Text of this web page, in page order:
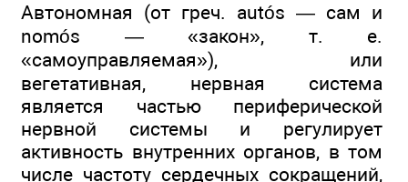
Автономная (от греч. autós — сам и
nomós — «закон», т. е.
«самоуправляемая»), или
вегетативная, нервная система
является частью периферической
нервной системы и регулирует
активность внутренних органов, в том
числе частоту сердечных сокращений,